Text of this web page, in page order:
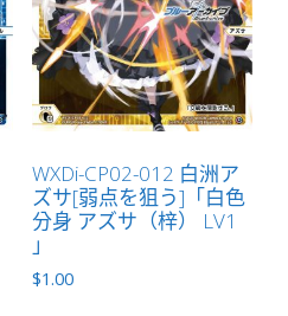
WXDi-CP02-012 白洲ア
ズサ[弱点を狙う]「白色
分身 アズサ（梓） LV1
」
$1.00